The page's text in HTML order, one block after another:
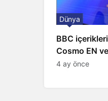
BBC
Cosmo EN
yayında
Dünya
4 ay önce